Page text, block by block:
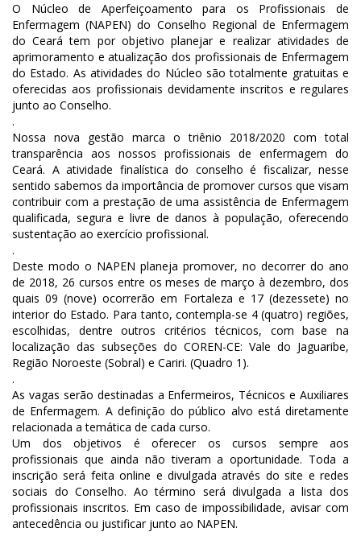
O Núcleo de Aperfeiçoamento para os Profissionais de
Enfermagem (NAPEN) do Conselho Regional de Enfermagem
do Ceará tem por objetivo planejar e realizar atividades de
aprimoramento e atualização dos profissionais de Enfermagem
do Estado. As atividades do Núcleo são totalmente gratuitas e
oferecidas aos profissionais devidamente inscritos e regulares
junto ao Conselho.
.
Nossa nova gestão marca o triênio 2018/2020 com total
transparência aos nossos profissionais de enfermagem do
Ceará. A atividade finalística do conselho é fiscalizar, nesse
sentido sabemos da importância de promover cursos que visam
contribuir com a prestação de uma assistência de Enfermagem
qualificada, segura e livre de danos à população, oferecendo
sustentação ao exercício profissional.
.
Deste modo o NAPEN planeja promover, no decorrer do ano
de 2018, 26 cursos entre os meses de março à dezembro, dos
quais 09 (nove) ocorrerão em Fortaleza e 17 (dezessete) no
interior do Estado. Para tanto, contempla-se 4 (quatro) regiões,
escolhidas, dentre outros critérios técnicos, com base na
localização das subseções do COREN-CE: Vale do Jaguaribe,
Região Noroeste (Sobral) e Cariri. (Quadro 1).
.
As vagas serão destinadas a Enfermeiros, Técnicos e Auxiliares
de Enfermagem. A definição do público alvo está diretamente
relacionada a temática de cada curso.
Um dos objetivos é oferecer os cursos sempre aos
profissionais que ainda não tiveram a oportunidade. Toda a
inscrição será feita online e divulgada através do site e redes
sociais do Conselho. Ao término será divulgada a lista dos
profissionais inscritos. Em caso de impossibilidade, avisar com
antecedência ou justificar junto ao NAPEN.